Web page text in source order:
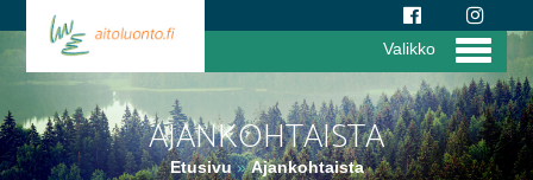
AJANKOHTAISTA
Etusivu»Ajankohtaista
Valikko